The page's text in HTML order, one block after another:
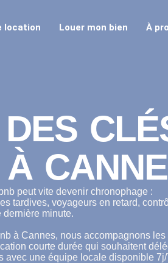
location Louer mon bien À
peut vite devenir chronophage :
tardives, voyageurs en retard,
dernière minute.
à Cannes, nous accompagnons les
courte durée qui souhaitent
avec une équipe locale disponible 7j/